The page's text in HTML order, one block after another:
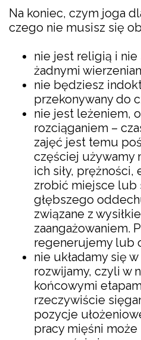
Na koniec, czym joga
czego nie musisz się
nie jest religią i
żadnymi
nie będziesz
przekonywany do
nie jest leżeniem,
rozciąganiem –
zajęć jest temu
częściej używamy
ich siły,
zrobić miejsce lub
głębszego
związane z
zaangażowaniem.
regenerujemy lub
nie układamy się
rozwijamy, czyli w
końcowymi
rzeczywiście
pozycje
pracy mięśni